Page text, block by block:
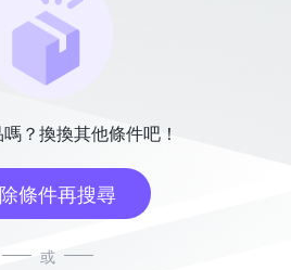
？換換其他條件吧！
條件再搜尋
或